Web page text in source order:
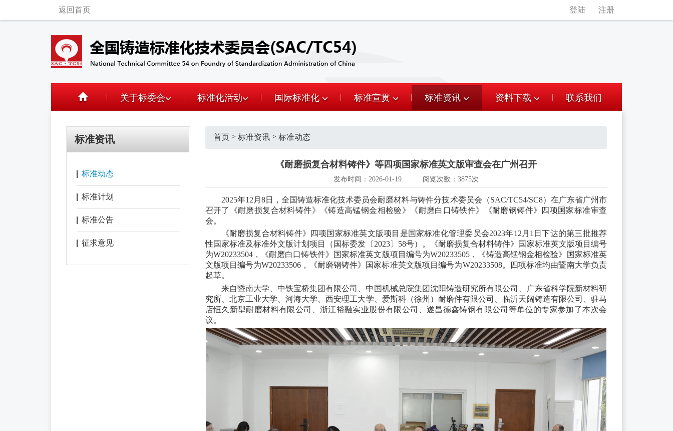
返回首页 登陆 注册
关于标委会 标准化活动 国际标准化 标准宣贯 标准资讯 资料下载 联系我们
标准资讯
标准动态
标准计划
标准公告
征求意见
首页> 标准资讯> 标准动态
《耐磨损复合材料铸件》等四项国家标准英文版审查会在广州召开
发布时间：2026-01-19 阅览次数：3875次
2025年12月8日，全国铸造标准化技术委员会耐磨材料与铸件分技术委员会（SAC/TC54/SC8）在广东省广州市
召开了《耐磨损复合材料铸件》《铸造高锰钢金相检验》《耐磨白口铸铁件》《耐磨钢铸件》四项国家标准审查
会。
《耐磨损复合材料铸件》四项国家标准英文版项目是国家标准化管理委员会2023年12月1日下达的第三批推荐
性国家标准及标准外文版计划项目（国标委发〔 2023〕 58号）。《耐磨损复合材料铸件》国家标准英文版项目编号
为W20233504， 《耐磨白口铸铁件》国家标准英文版项目编号为W20233505 ，《铸造高锰钢金相检验》国家标准英
文版项目编号为W20233506，
《耐磨钢铸件》国家标准英文版项目编号为W20233508。
四项标准均由暨南大学负责
起草。
来自暨南大学、中铁宝桥集团有限公司、中国机械总院集团沈阳铸造研究所有限公司、广东省科学院新材料研
究所、北京工业大学、河海大学、西安理工大学、爱斯科（徐州）耐磨件有限公司、临沂天阔铸造有限公司、驻马
店恒久新型耐磨材料有限公司、浙江裕融实业股份有限公司、遂昌德鑫铸钢有限公司等单位的专家参加了本次会
议。